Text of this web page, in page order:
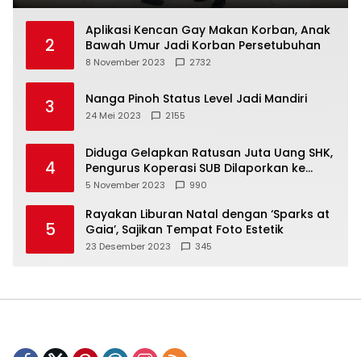
2
Aplikasi Kencan Gay Makan Korban, Anak
Bawah Umur Jadi Korban Persetubuhan
8 November 2023 2732
3 Nanga Pinoh Status Level Jadi Mandiri
24 Mei 2023 2155
4
Diduga Gelapkan Ratusan Juta Uang SHK,
Pengurus Koperasi SUB Dilaporkan ke
Polisi
5 November 2023 990
5
Rayakan Liburan Natal dengan ‘Sparks at
Gaia’, Sajikan Tempat Foto Estetik
23 Desember 2023 345